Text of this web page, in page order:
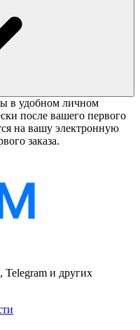
в удобном личном
после вашего первого
на вашу электронную
заказа.
Telegram и других